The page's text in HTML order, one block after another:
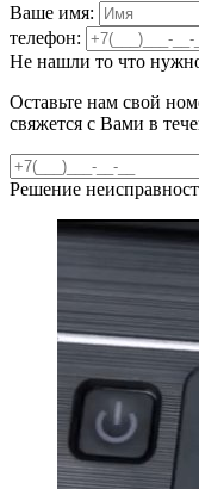
Ваше имя:
телефон:
Не нашли то что
Оставьте нам свой
свяжется с Вами в
Решение